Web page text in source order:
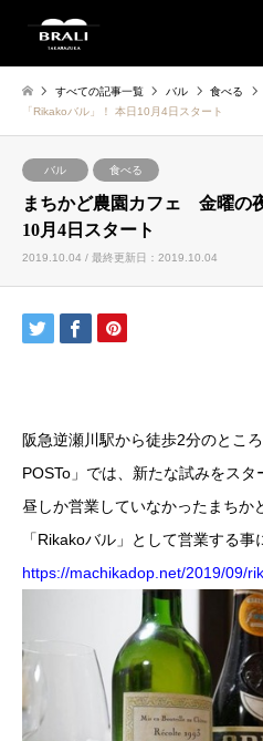
すべての記事一覧 バル 食べる
「Rikakoバル」！ 本日10月4日スタート
バル 食べる
まちかど農園カフェ 金曜の
10月4日スタート
2019.10.04 / 最終更新日：2019.10.04
阪急逆瀬川駅から徒歩2分のとこ
POSTo」では、新たな試みをス
昼しか営業していなかったまちか
「Rikakoバル」として営業する事
https://machikadop.net/2019/09/